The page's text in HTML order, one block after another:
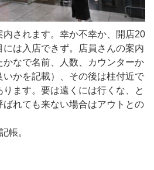
内されます。幸か不幸か、開店20
は入店できず。店員さんの案内
なで名前、人数、カウンターか
かを記載）、その後は柱付近で
ます。要は遠くには行くな、と
れても来ない場合はアウトとの
帳。